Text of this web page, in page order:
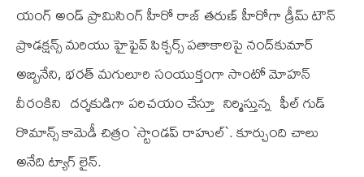
యంగ్ అండ్ ప్రామిసింగ్ హీరో రాజ్ త‌రుణ్ హీరోగా డ్రీమ్ టౌన్
ప్రొడక్షన్స్ మరియు హైఫైవ్ పిక్చర్స్ ప‌తాకాల‌పై నంద్‌కుమార్
అబ్బినేని, భరత్ మగులూరి సంయుక్తంగా సాంటో మోహన్
వీరంకిని ద‌ర్శ‌కుడిగా పరిచ‌యం చేస్తూ నిర్మిస్తున్న ఫీల్ గుడ్
రొమాన్స్ కామెడీ చిత్రం `స్టాండ‌ప్ రాహుల్‌`. కూర్చుంది చాలు
అనేది ట్యాగ్ లైన్‌.